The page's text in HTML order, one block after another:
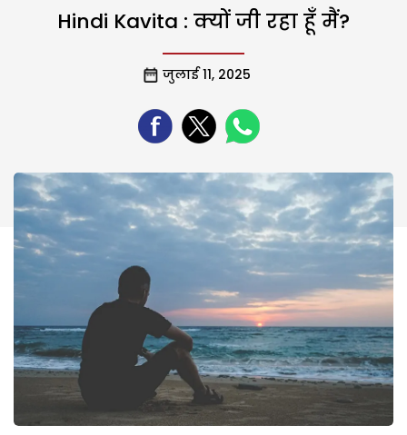
Hindi Kavita : क्यों जी रहा हूँ मैं?
जुलाई 11, 2025